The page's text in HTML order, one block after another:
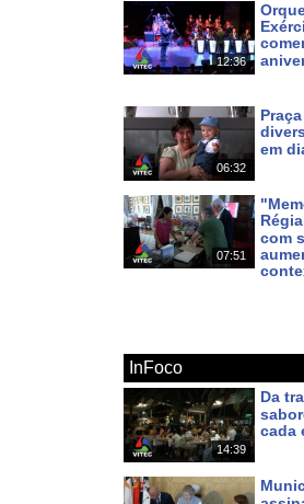
12:36
06:32
em
07:51
com
InFoco
14:39
Da
cada